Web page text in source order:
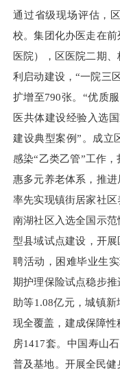
通过省级现场评估，
校。集团化办医走在
医院），区医院二期
利启动建设，“一院三
扩增至790张。“优质
医共体建设经验入选
建设典型案例”。成立
感染“乙类乙管”工作
惠多元养老体系，推进
率先实现镇街居家社区
南湖社区入选全国示
型县域试点建设，开
聘活动，困难毕业生
期护理保险试点稳步
助等1.08亿元，城镇
现全覆盖，建成保障
房1417套。中国寿山
普及基地。开展全民